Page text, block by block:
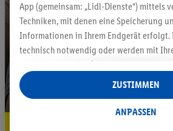
App (gemeinsam: „Lidl-Dienste“) mittels
Techniken, mit denen eine Speicherung
Informationen in Ihrem Endgerät erfolgt.
technisch notwendig oder werden mit
auch durch Partner (u.a.
Verantwortliche; im Zusammenhang mit
insgesamt
Statistik-Erstellung oder fürANPASSEN
ZUSTIMMEN